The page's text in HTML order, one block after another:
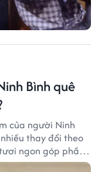
Bình quê
của người Ninh
thay đổi theo
ngon góp phần
cuốn hút của vùng